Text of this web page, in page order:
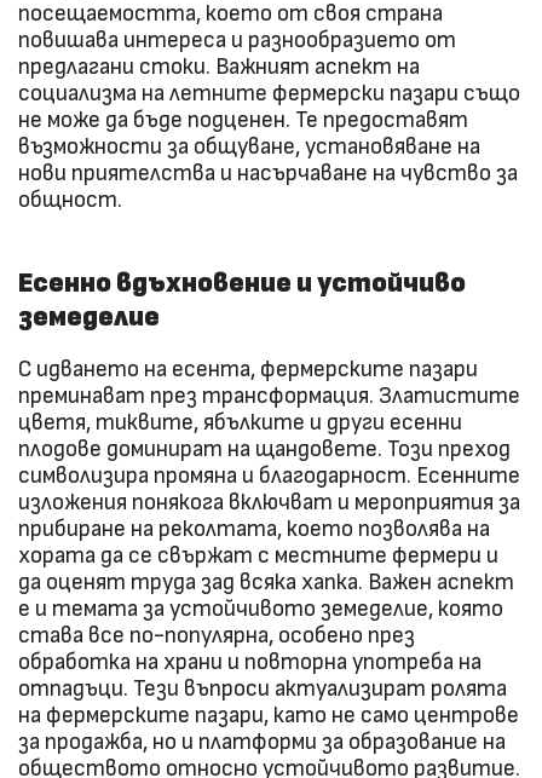
посещаемостта, което от своя страна
повишава интереса и разнообразието от
предлагани стоки. Важният аспект на
социализма на летните фермерски пазари също
не може да бъде подценен. Те предоставят
възможности за общуване, установяване на
нови приятелства и насърчаване на чувство за
общност.
Есенно вдъхновение и устойчиво
земеделие
С идването на есента, фермерските пазари
преминават през трансформация. Златистите
цветя, тиквите, ябълките и други есенни
плодове доминират на щандовете. Този преход
символизира промяна и благодарност. Есенните
изложения понякога включват и мероприятия за
прибиране на реколтата, което позволява на
хората да се свържат с местните фермери и
да оценят труда зад всяка хапка. Важен аспект
е и темата за устойчивото земеделие, която
става все по-популярна, особено през
обработка на храни и повторна употреба на
отпадъци. Тези въпроси актуализират ролята
на фермерските пазари, като не само центрове
за продажба, но и платформи за образование на
обществото относно устойчивото развитие.